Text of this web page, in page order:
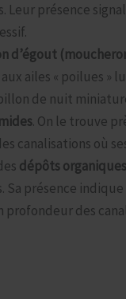
Leur présence
d’égout
ailes « poilues »
de nuit
. On le trouve
canalisations où
dépôts organiques
Sa présence
profondeur des